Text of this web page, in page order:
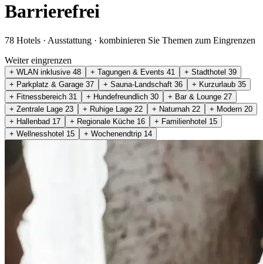
Barrierefrei
78 Hotels · Ausstattung · kombinieren Sie Themen zum Eingrenzen
Weiter eingrenzen
+ WLAN inklusive 48 + Tagungen & Events 41 + Stadthotel 39
+ Parkplatz & Garage 37 + Sauna-Landschaft 36 + Kurzurlaub 35
+ Fitnessbereich 31 + Hundefreundlich 30 + Bar & Lounge 27
+ Zentrale Lage 23 + Ruhige Lage 22 + Naturnah 22 + Modern 20
+ Hallenbad 17 + Regionale Küche 16 + Familienhotel 15
+ Wellnesshotel 15 + Wochenendtrip 14